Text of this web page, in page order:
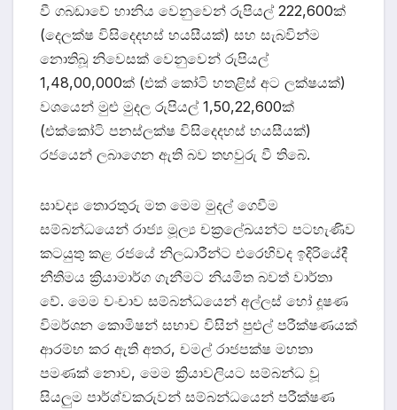
වී ගබඩාවේ හානිය වෙනුවෙන් රුපියල් 222,600ක්
(දෙලක්ෂ විසිදෙදහස් හයසීයක්) සහ සැබවින්ම
නොතිබූ නිවෙසක් වෙනුවෙන් රුපියල්
1,48,00,000ක් (එක් කෝටි හතළිස් අට ලක්ෂයක්)
වශයෙන් මුළු මුදල රුපියල් 1,50,22,600ක්
(එක්කෝටි පනස්ලක්ෂ විසිදෙදහස් හයසීයක්)
රජයෙන් ලබාගෙන ඇති බව තහවුරු වී තිබේ.
සාවද්‍ය තොරතුරු මත මෙම මුදල් ගෙවීම
සම්බන්ධයෙන් රාජ්‍ය මූල්‍ය චක්‍රලේඛයන්ට පටහැණිව
කටයුතු කළ රජයේ නිලධාරීන්ට එරෙහිවද ඉදිරියේදී
නීතිමය ක්‍රියාමාර්ග ගැනීමට නියමිත බවත් වාර්තා
වේ. මෙම වංචාව සම්බන්ධයෙන් අල්ලස් හෝ දූෂණ
විමර්ශන කොමිෂන් සභාව විසින් පුළුල් පරීක්ෂණයක්
ආරම්භ කර ඇති අතර, චමල් රාජපක්ෂ මහතා
පමණක් නොව, මෙම ක්‍රියාවලියට සම්බන්ධ වූ
සියලුම පාර්ශ්වකරුවන් සම්බන්ධයෙන් පරීක්ෂණ